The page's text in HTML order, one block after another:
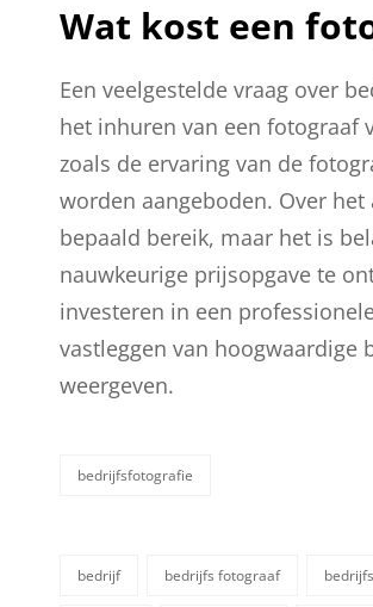
Wat kost een
Een veelgestelde vraag over
het inhuren van een fotograaf
zoals de ervaring van de
worden aangeboden. Over
bepaald bereik, maar het is
nauwkeurige prijsopgave te
investeren in een
vastleggen van
weergeven.
categorieën
bedrijfsfotografie
bedrijf bedrijfs fotograaf